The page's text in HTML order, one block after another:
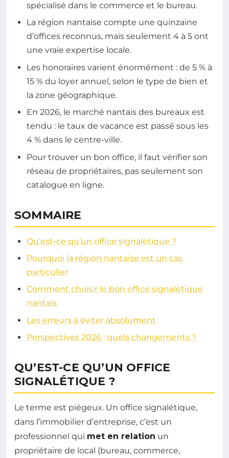
spécialisé dans le commerce et le bureau.
La région nantaise compte une quinzaine
d’offices reconnus, mais seulement 4 à 5 ont
une vraie expertise locale.
Les honoraires varient énormément : de 5 % à
15 % du loyer annuel, selon le type de bien et
la zone géographique.
En 2026, le marché nantais des bureaux est
tendu : le taux de vacance est passé sous les
4 % dans le centre-ville.
Pour trouver un bon office, il faut vérifier son
réseau de propriétaires, pas seulement son
catalogue en ligne.
SOMMAIRE
Qu’est-ce qu’un office signalétique ?
Pourquoi la région nantaise est un cas
particulier
Comment choisir le bon office signalétique
nantais
Les erreurs à éviter absolument
Perspectives 2026 : quels changements ?
QU’EST-CE QU’UN OFFICE
SIGNALÉTIQUE ?
Le terme est piégeux. Un office signalétique,
dans l’immobilier d’entreprise, c’est un
professionnel qui met en relation un
propriétaire de local (bureau, commerce,